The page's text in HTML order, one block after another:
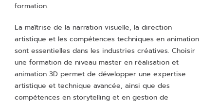
formation.
La maîtrise de la narration visuelle, la direction
artistique et les compétences techniques en animation
sont essentielles dans les industries créatives. Choisir
une formation de niveau master en réalisation et
animation 3D permet de développer une expertise
artistique et technique avancée, ainsi que des
compétences en storytelling et en gestion de